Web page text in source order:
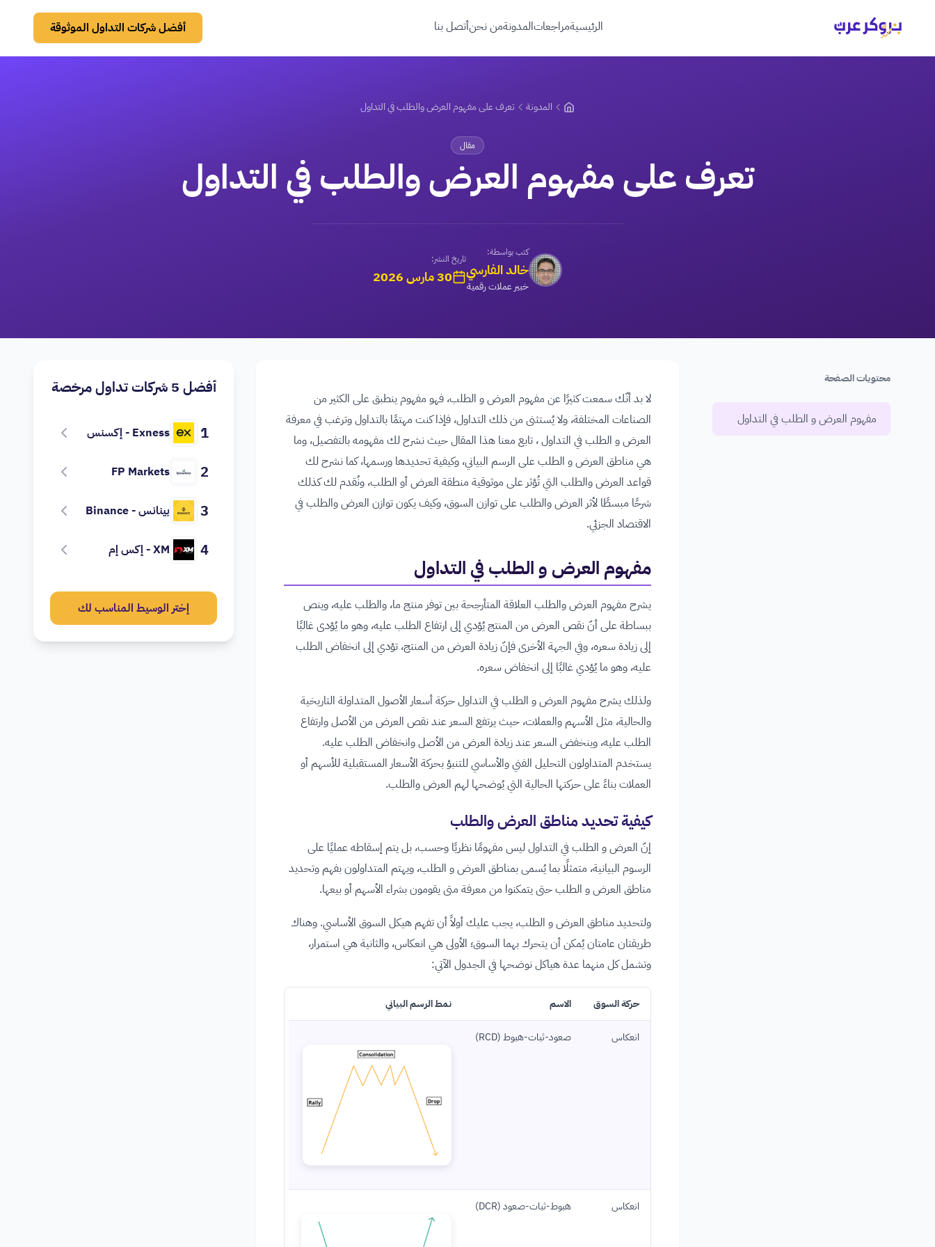
الرئيسيةمراجعاتالمدونةمن نحنأتصل بنا أفضل شركات التداول الموثوقة
المدونة تعرف على مفهوم العرض والطلب في التداول
مقال
تعرف على مفهوم العرض والطلب في التداول
كتب بواسطة:
خالد الفارسي
خبير عملات رقمية
تاريخ النشر:
30 مارس 2026
محتويات الصفحة
مفهوم العرض و الطلب في التداول
لا بد أنّك سمعت كثيرًا عن مفهوم العرض و الطلب، فهو مفهوم ينطبق على الكثير من
الصناعات المختلفة، ولا يُستثنى من ذلك التداول، فإذا كنت مهتمًا بالتداول وترغب في معرفة
العرض و الطلب في التداول ، تابع معنا هذا المقال حيث نشرح لك مفهومه بالتفصيل، وما
هي مناطق العرض و الطلب على الرسم البياني، وكيفية تحديدها ورسمها، كما نشرح لك
قواعد العرض والطلب التي تُؤثر على موثوقية منطقة العرض أو الطلب، ونُقدم لك كذلك
شرحًا مبسطًا لأثر العرض والطلب على توازن السوق، وكيف يكون توازن العرض والطلب في
الاقتصاد الجزئي.
مفهوم العرض و الطلب في التداول
يشرح مفهوم العرض والطلب العلاقة المتأرجحة بين توفر منتج ما، والطلب عليه، وينص
ببساطة على أنّ نقص العرض من المنتج يُؤدي إلى ارتفاع الطلب عليه، وهو ما يُؤدى غالبًا
إلى زيادة سعره، وفي الجهة الأخرى فإنّ زيادة العرض من المنتج، تؤدي إلى انخفاض الطلب
عليه، وهو ما يُؤدي غالبًا إلى انخفاض سعره.
ولذلك يشرح مفهوم العرض و الطلب في التداول حركة أسعار الأصول المتداولة التاريخية
والحالية، مثل الأسهم والعملات، حيث يرتفع السعر عند نقص العرض من الأصل وارتفاع
الطلب عليه، وينخفض السعر عند زيادة العرض من الأصل وانخفاض الطلب عليه.
يستخدم المتداولون التحليل الفني والأساسي للتنبؤ بحركة الأسعار المستقبلية للأسهم أو
العملات بناءً على حركتها الحالية التي يُوضحها لهم العرض والطلب.
كيفية تحديد مناطق العرض والطلب
إنّ العرض و الطلب في التداول ليس مفهومًا نظريًا وحسب، بل يتم إسقاطه عمليًا على
الرسوم البيانية، متمثلًا بما يُسمى بمناطق العرض و الطلب، ويهتم المتداولون بفهم وتحديد
مناطق العرض و الطلب حتى يتمكنوا من معرفة متى يقومون بشراء الأسهم أو بيعها.
ولتحديد مناطق العرض و الطلب، يجب عليك أولاً أن تفهم هيكل السوق الأساسي. وهناك
طريقتان عامتان يُمكن أن يتحرك بهما السوق؛ الأولى هي انعكاس، والثانية هي استمرار،
وتشمل كل منهما عدة هياكل نوضحها في الجدول الآتي:
حركة السوق الاسم نمط الرسم البياني
انعكاس صعود-ثبات-هبوط (RCD)
انعكاس هبوط-ثبات-صعود (DCR)
أفضل 5 شركات تداول مرخصة
1 Exness - إكسنس
2
FP Markets
3 بينانس - Binance
4 XM - إكس إم
إختر الوسيط المناسب لك